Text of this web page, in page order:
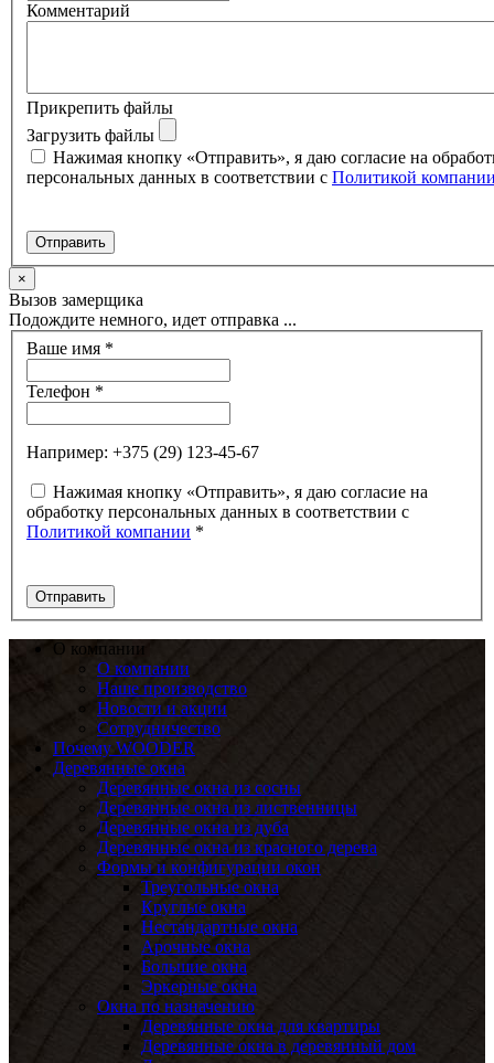
Комментарий
Прикрепить файлы
Загрузить файлы
Нажимая кнопку «Отправить», я даю согласие на
персональных данных в соответствии с Политикой
×
Вызов замерщика
Подождите немного, идет отправка ...
Ваше имя *
Телефон *
Например: +375 (29) 123-45-67
Нажимая кнопку «Отправить», я даю согласие на
обработку персональных данных в соответствии с
Политикой компании *
О компании
О компании
Наше производство
Новости и акции
Сотрудничество
Почему WOODER
Деревянные окна
Деревянные окна из сосны
Деревянные окна из лиственницы
Деревянные окна из дуба
Деревянные окна из красного дерева
Формы и конфигурации окон
Треугольные окна
Круглые окна
Нестандартные окна
Арочные окна
Большие окна
Эркерные окна
Окна по назначению
Деревянные окна для квартиры
Деревянные окна в деревянный дом